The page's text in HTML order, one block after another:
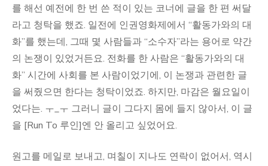
를 해선 예전에 한 번 쓴 적이 있는 코너에 글을 한 편 써달
라고 청탁을 했죠. 일전에 인권영화제에서 “활동가와의 대
화”를 했는데, 그때 몇 사람들과 “소수자”라는 용어로 약간
의 논쟁이 있었거든요. 전화를 한 사람은 “활동가와의 대
화” 시간에 사회를 본 사람이었기에, 이 논쟁과 관련한 글
을 써줬으면 한다는 청탁이었죠. 하지만, 마감은 월요일이
었다는. ㅜ_ㅜ 그러니 글이 그다지 몸에 들지 않아서, 이 글
을 [Run To 루인]엔 안 올리고 싶었어요.
원고를 메일로 보내고, 며칠이 지나도 연락이 없어서, 역시